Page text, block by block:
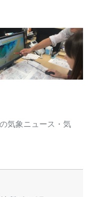
気象ニュース・気